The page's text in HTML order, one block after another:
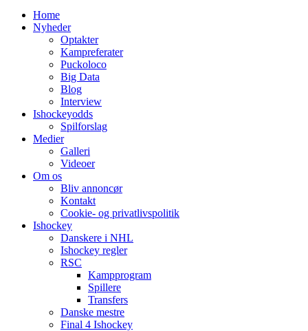
Home
Nyheder
Optakter
Kampreferater
Puckoloco
Big Data
Blog
Interview
Ishockeyodds
Spilforslag
Medier
Galleri
Videoer
Om os
Bliv annoncør
Kontakt
Cookie- og privatlivspolitik
Ishockey
Danskere i NHL
Ishockey regler
RSC
Kampprogram
Spillere
Transfers
Danske mestre
Final 4 Ishockey